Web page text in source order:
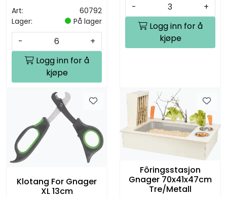
Art:
60792
Lager:
På lager
-
+
Logg inn for å
kjøpe
-
+
Logg inn for å
kjøpe
Klotang For Gnager
XL 13cm
Fôringsstasjon
Gnager 70x41x47cm
Tre/Metall